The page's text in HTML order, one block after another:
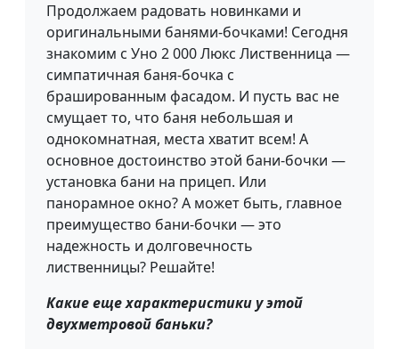
Продолжаем радовать новинками и
оригинальными банями-бочками! Сегодня
знакомим с Уно 2 000 Люкс Лиственница —
симпатичная баня-бочка с
брашированным фасадом. И пусть вас не
смущает то, что баня небольшая и
однокомнатная, места хватит всем! А
основное достоинство этой бани-бочки —
установка бани на прицеп. Или
панорамное окно? А может быть, главное
преимущество бани-бочки — это
надежность и долговечность
лиственницы? Решайте!
Какие еще характеристики у этой
двухметровой баньки?